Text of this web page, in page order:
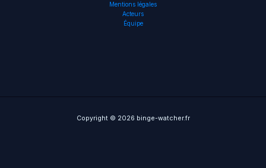
Mentions légales
Acteurs
Équipe
Copyright © 2026 binge-watcher.fr